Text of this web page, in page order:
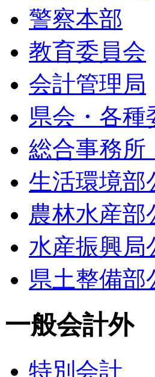
警察本部
教育委員会
会計管理局
県会・各種
総合事務所
生活環境部
農林水産部
水産振興局
県土整備部
一般会計外
特別会計